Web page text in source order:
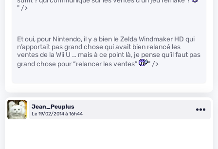
" />
Et oui, pour Nintendo, il y a bien le Zelda Windmaker HD qui
n’apportait pas grand chose qui avait bien relancé les
ventes de la Wii U … mais à ce point là, je pense qu’il faut pas
grand chose pour “relancer les ventes”
" />
Jean_Peuplus
Le 19/02/2014 à 16h44